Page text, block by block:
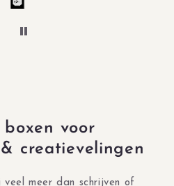
boxen voor
creatievelingen
veel meer dan schrijven of